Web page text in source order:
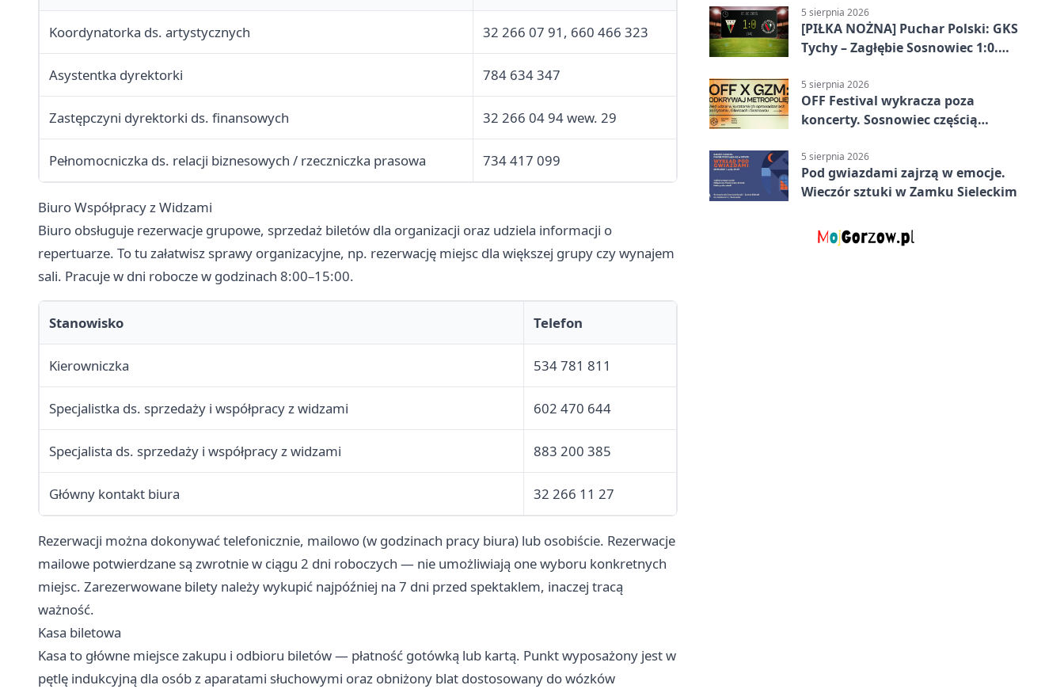
Koordynatorka ds. artystycznych 32 266 07 91, 660 466 323
Asystentka dyrektorki 784 634 347
Zastępczyni dyrektorki ds. finansowych 32 266 04 94 wew. 29
Pełnomocniczka ds. relacji biznesowych / rzeczniczka prasowa 734 417 099
Biuro Współpracy z Widzami
Biuro obsługuje rezerwacje grupowe, sprzedaż biletów dla organizacji oraz udziela informacji o
repertuarze. To tu załatwisz sprawy organizacyjne, np. rezerwację miejsc dla większej grupy czy wynajem
sali. Pracuje w dni robocze w godzinach 8:00–15:00.
Stanowisko Telefon
Kierowniczka 534 781 811
Specjalistka ds. sprzedaży i współpracy z widzami 602 470 644
Specjalista ds. sprzedaży i współpracy z widzami 883 200 385
Główny kontakt biura 32 266 11 27
Rezerwacji można dokonywać telefonicznie, mailowo (w godzinach pracy biura) lub osobiście. Rezerwacje
mailowe potwierdzane są zwrotnie w ciągu 2 dni roboczych — nie umożliwiają one wyboru konkretnych
miejsc. Zarezerwowane bilety należy wykupić najpóźniej na 7 dni przed spektaklem, inaczej tracą
ważność.
Kasa biletowa
Kasa to główne miejsce zakupu i odbioru biletów — płatność gotówką lub kartą. Punkt wyposażony jest w
pętlę indukcyjną dla osób z aparatami słuchowymi oraz obniżony blat dostosowany do wózków
5 sierpnia 2026
[PIŁKA NOŻNA] Puchar Polski: GKS
Tychy – Zagłębie Sosnowiec 1:0.
przed przerwą
5 sierpnia 2026
OFF Festival wykracza poza
koncerty. Sosnowiec częścią
5 sierpnia 2026
Pod gwiazdami zajrzą w emocje.
Wieczór sztuki w Zamku Sieleckim